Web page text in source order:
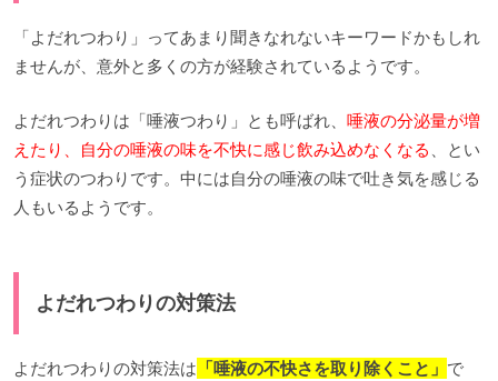
「よだれつわり」ってあまり聞きなれないキーワードかもしれ
ませんが、意外と多くの方が経験されているようです。
よだれつわりは「唾液つわり」とも呼ばれ、 唾液の分泌量が増
えたり、自分の唾液の味を不快に感じ飲み込めなくなる 、とい
う症状のつわりです。中には自分の唾液の味で吐き気を感じる
人もいるようです。
よだれつわりの対策法
よだれつわりの対策法は 「唾液の不快さを取り除くこと」 で